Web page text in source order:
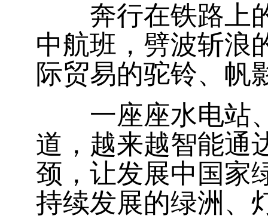
奔行在铁路上的
中航班，劈波斩浪
际贸易的驼铃、帆
一座座水电站、
道，越来越智能通
颈，让发展中国家
持续发展的绿洲、